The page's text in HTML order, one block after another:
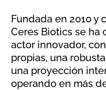
Fundada en 2010 y
Ceres Biotics se ha
actor innovador,
propias, una
una proyección
operando en más